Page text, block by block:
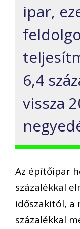
ipar,
6,4
vissza
Az építőipar
százalékkal
időszakitól, a
százalékkal